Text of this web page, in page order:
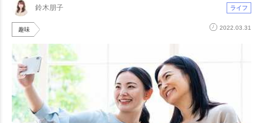
鈴木朋子 ライフ
趣味 2022.03.31